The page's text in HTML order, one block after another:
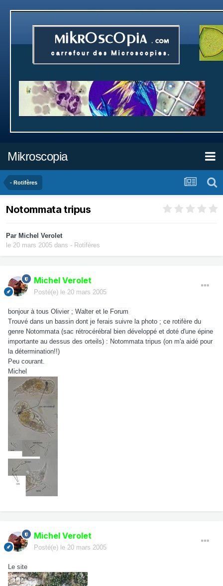
Mikroscopia
- Rotifères
Notommata tripus
Par Michel Verolet
le 20 mars 2005 dans - Rotifères
Michel Verolet
Posté(e) le 20 mars 2005
bonjour à tous Olivier ; Walter et le Forum
Trouvé dans un bassin dont je ferais suivre la photo ; ce rotifère du
genre Notommata (sac rétrocérébral bien développé et doté d'une épine
importante au dessus des orteils) : Notommata tripus (on m'a aidé pour
la détermination!!)
Peu courant.
Michel
Michel Verolet
Posté(e) le 20 mars 2005
Le site